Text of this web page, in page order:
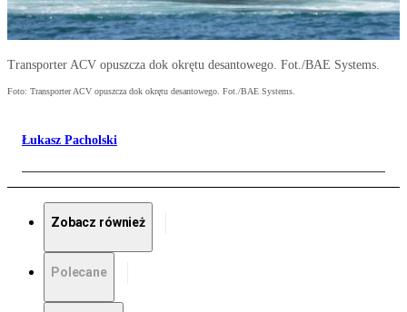
Transporter ACV opuszcza dok okrętu desantowego. Fot./BAE Systems.
Foto: Transporter ACV opuszcza dok okrętu desantowego. Fot./BAE Systems.
Łukasz Pacholski
Zobacz również
Polecane